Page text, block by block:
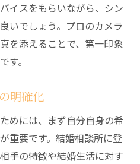
イスをもらいながら、シン
いでしょう。プロのカメラ
を添えることで、第一印象
す。
明確化
めには、まず自分自身の希
重要です。結婚相談所に登
手の特徴や結婚生活に対す